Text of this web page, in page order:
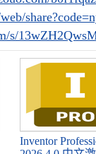
s/
Inventor